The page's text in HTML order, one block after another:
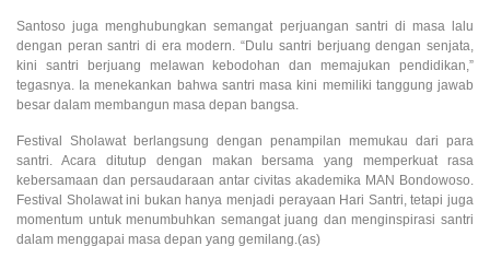
Santoso juga menghubungkan semangat perjuangan santri di masa lalu
dengan peran santri di era modern. “Dulu santri berjuang dengan senjata,
kini santri berjuang melawan kebodohan dan memajukan pendidikan,”
tegasnya. Ia menekankan bahwa santri masa kini memiliki tanggung jawab
besar dalam membangun masa depan bangsa.
Festival Sholawat berlangsung dengan penampilan memukau dari para
santri. Acara ditutup dengan makan bersama yang memperkuat rasa
kebersamaan dan persaudaraan antar civitas akademika MAN Bondowoso.
Festival Sholawat ini bukan hanya menjadi perayaan Hari Santri, tetapi juga
momentum untuk menumbuhkan semangat juang dan menginspirasi santri
dalam menggapai masa depan yang gemilang.(as)